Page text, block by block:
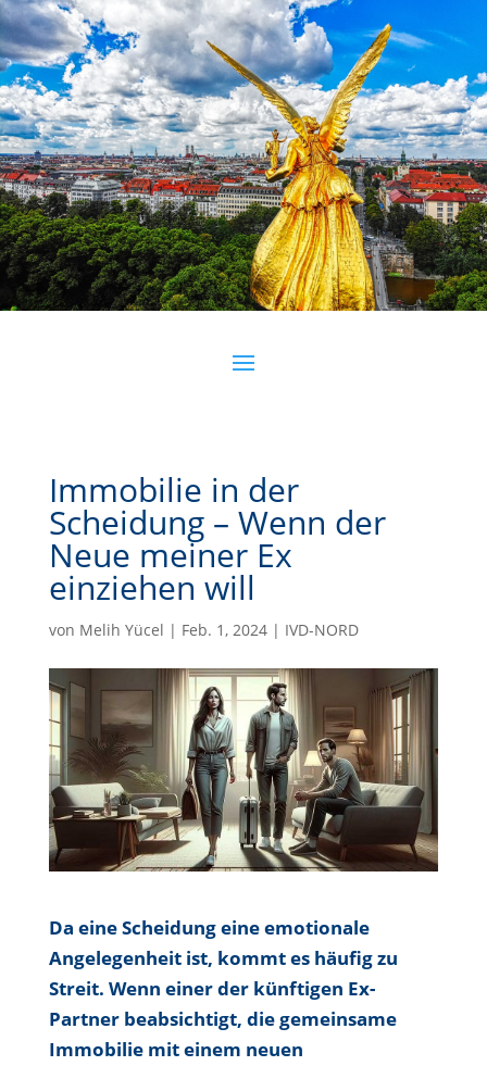
Immobilie in der
Scheidung – Wenn der
Neue meiner Ex
einziehen will
von Melih Yücel | Feb. 1, 2024| IVD-NORD
Da eine Scheidung eine emotionale
Angelegenheit ist, kommt es häufig zu
Streit. Wenn einer der künftigen Ex-
Partner beabsichtigt, die gemeinsame
Immobilie mit einem neuen